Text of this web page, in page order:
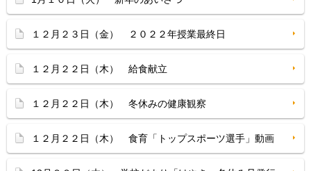
１２月２３日（金） ２０２２年授業最終日
１２月２２日（木） 給食献立
１２月２２日（木） 冬休みの健康観察
１２月２２日（木） 食育「トップスポーツ選手」動画